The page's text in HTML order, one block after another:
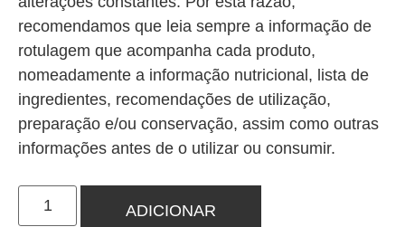
recomendamos que leia sempre a informação de
rotulagem que acompanha cada produto,
nomeadamente a informação nutricional, lista de
ingredientes, recomendações de utilização,
preparação e/ou conservação, assim como outras
informações antes de o utilizar ou consumir.
ADICIONAR